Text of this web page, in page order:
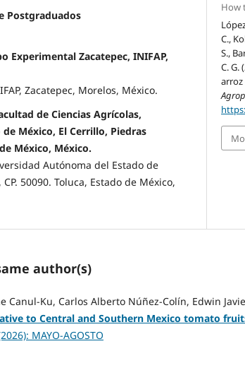
Postgraduados
Experimental Zacatepec, INIFAP,
Zacatepec, Morelos, México.
de Ciencias Agrícolas,
México, El Cerrillo, Piedras
México, México.
Autónoma del Estado de
50090. Toluca, Estado de México,
How
C.,
S.,
C. G.
arroz
author(s)
Canul-Ku, Carlos Alberto Núñez-Colín, Edwin
to Central and Southern Mexico tomato
MAYO-AGOSTO